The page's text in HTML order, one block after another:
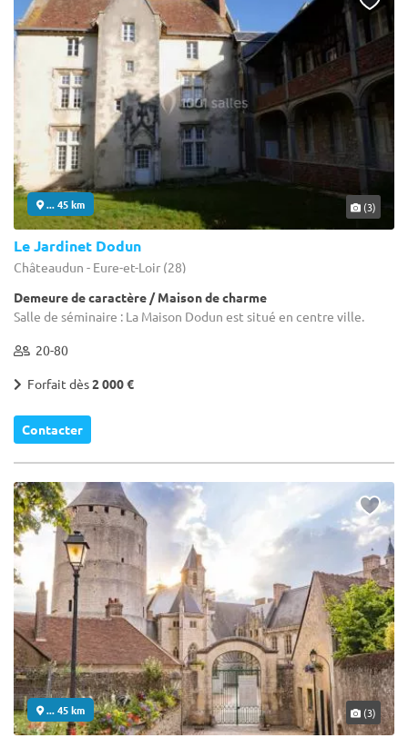
... 45 km (3)
Le Jardinet Dodun
Châteaudun - Eure-et-Loir (28)
Demeure de caractère / Maison de charme
Salle de séminaire : La Maison Dodun est situé en centre ville.
20-80
Forfait dès2 000 €
Contacter
... 45 km (3)